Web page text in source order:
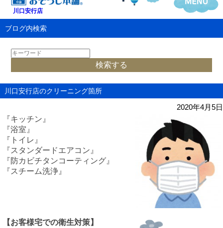
川口安行店
ブログ内検索
川口安行店のクリーニング箇所
2020年4月5日
『キッチン』
『浴室』
『トイレ』
『スタンダードエアコン』
『防カビチタンコーティング』
『スチーム洗浄』
【お客様宅での衛生対策】